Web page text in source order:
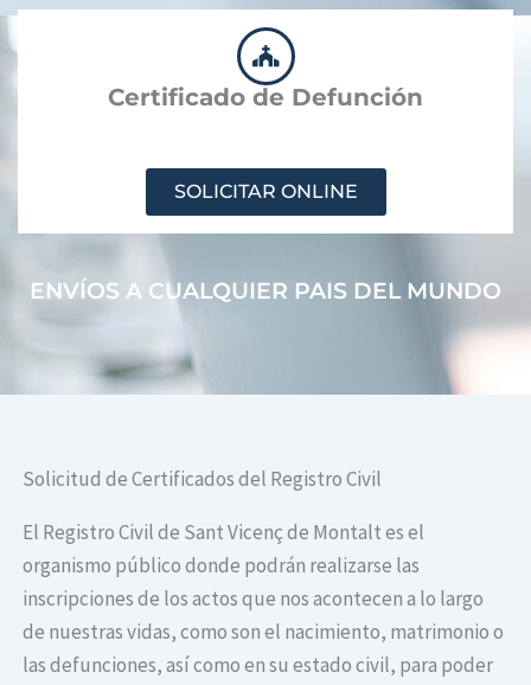
Certificado de Defunción
SOLICITAR ONLINE
ENVÍOS A CUALQUIER PAIS DEL MUNDO
Solicitud de Certificados del Registro Civil
El Registro Civil de Sant Vicenç de Montalt es el
organismo público donde podrán realizarse las
inscripciones de los actos que nos acontecen a lo largo
de nuestras vidas, como son el nacimiento, matrimonio o
las defunciones, así como en su estado civil, para poder